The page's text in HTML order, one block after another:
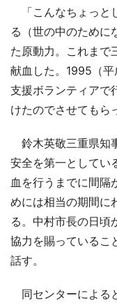
「こんなちょっと
る（世の中のために
た原動力。これまで
献血した。1995（
支援ボランティアで
けたのでさせてもら
鈴木英敬三重県知
安全を第一としてい
血を行うまでに間隔
めには相当の期間に
る。中村市長の日頃
協力を賜っているこ
話す。
同センターによる